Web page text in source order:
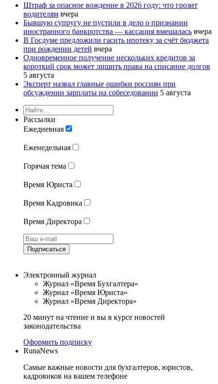
Штраф за опасное вождение в 2026 году: что грозит
водителям вчера
Бывшую супругу не пустили в дело о признании
иностранного банкротства — кассация вмешалась вчера
В Госдуме предложили гасить ипотеку за счёт бюджета
при рождении детей вчера
Одновременное получение нескольких кредитов за
короткий срок может лишить права на списание долгов
5 августа
Эксперт назвал главные ошибки россиян при
обсуждении зарплаты на собеседовании 5 августа
Рассылки
Ежедневная
Еженедельная
Горячая тема
Время Юриста
Время Кадровика
Время Директора
Подписаться
Электронный журнал
Журнал «Время Бухгалтера»
Журнал «Время Юриста»
Журнал «Время Директора»
20 минут на чтение и вы в курсе новостей
законодательства
Оформить подписку
RunaNews
Самые важные новости для бухгалтеров, юристов,
кадровиков на вашем телефоне